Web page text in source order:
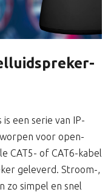
een serie van IP-
voor open-
CAT5- of CAT6-kabel
geleverd. Stroom-,
zo simpel en snel